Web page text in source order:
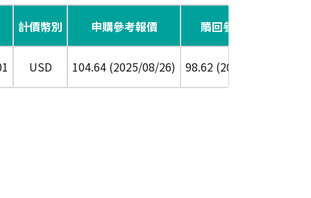
計價幣別 申購參考報價 贖回參考報價
USD 104.64 (2025/08/26) 98.62 (2026/08/07)